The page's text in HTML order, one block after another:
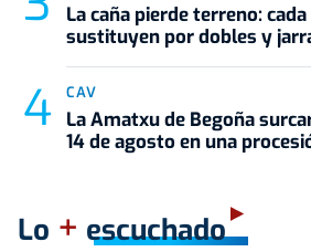
La caña pierde terreno:
sustituyen por dobles y
CAV
La Amatxu de Begoña
14 de agosto en una
Lo + escuchado